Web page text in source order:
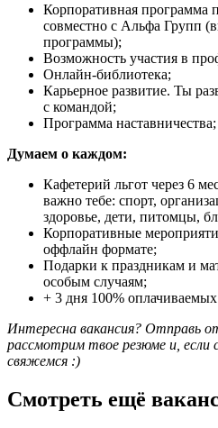
Корпоративная программа
совместно с Альфа Групп
программы);
Возможность участия в
Онлайн-библиотека;
Карьерное развитие. Ты
с командой;
Программа наставничества;
Думаем о каждом:
Кафетерий льгот через 6
важно тебе: спорт,
здоровье, дети, питомцы,
Корпоративные
оффлайн формате;
Подарки к праздникам и
особым случаям;
+ 3 дня 100%
Интересна вакансия? Отправь
рассмотрим твое резюме и, если
свяжемся :)
Смотреть ещё